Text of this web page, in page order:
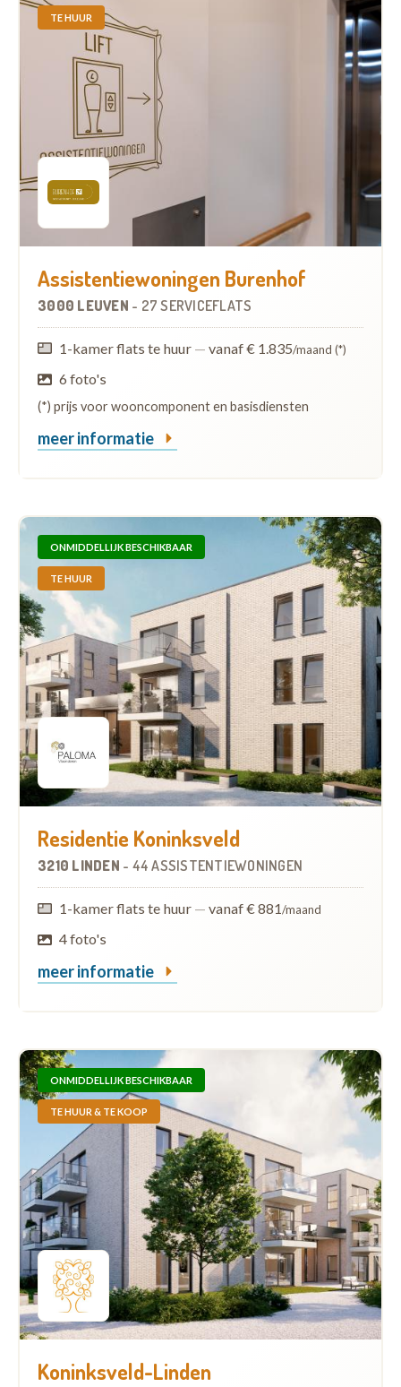
TE HUUR
Assistentiewoningen Burenhof
3000 LEUVEN - 27 SERVICEFLATS
1-kamer flats te huur — vanaf € 1.835/maand (*)
6 foto's
(*) prijs voor wooncomponent en basisdiensten
meer informatie
ONMIDDELLIJK BESCHIKBAAR
TE HUUR
Residentie Koninksveld
3210 LINDEN - 44 ASSISTENTIEWONINGEN
1-kamer flats te huur — vanaf € 881/maand
4 foto's
meer informatie
ONMIDDELLIJK BESCHIKBAAR
TE HUUR & TE KOOP
Koninksveld-Linden